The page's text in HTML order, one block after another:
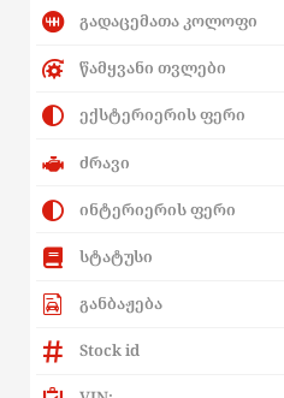
გადაცემათა კოლოფი
წამყვანი თვლები
ექსტერიერის ფერი
ძრავი
ინტერიერის ფერი
სტატუსი
განბაჟება
Stock id